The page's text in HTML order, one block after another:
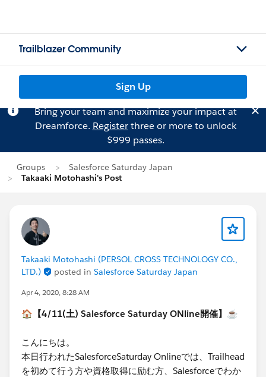
Trailblazer Community
Sign Up
Bring your team and maximize your impact at
Dreamforce. Registerthree or more to unlock
$999 passes.
Groups
Salesforce Saturday Japan
Takaaki Motohashi's Post
Takaaki Motohashi (PERSOL CROSS TECHNOLOGY CO.,
LTD.)
posted in Salesforce Saturday Japan
Apr 4, 2020, 8:28 AM
🏠【4/11(土) Salesforce Saturday ONline開催】☕
こんにちは。
本日行われたSalesforceSaturday Onlineでは、Trailhead
を初めて行う方や資格取得に励む方、Salesforceでわか